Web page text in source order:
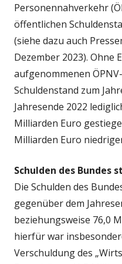
Personennahverkehr
öffentlichen
(siehe dazu auch
Dezember 2023). Ohne
aufgenommenen
Schuldenstand zum
Jahresende 2022
Milliarden Euro
Milliarden Euro
Schulden des Bundes
Die Schulden des
gegenüber dem
beziehungsweise 76,0
hierfür war
Verschuldung des